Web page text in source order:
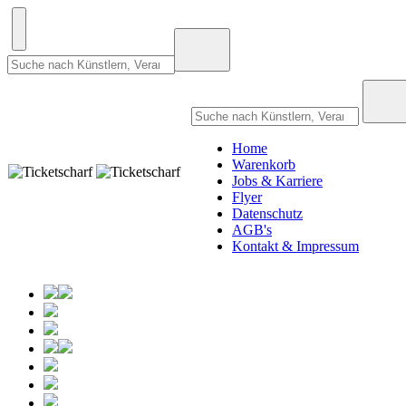
Home
Warenkorb
Jobs & Karriere
Flyer
Datenschutz
AGB's
Kontakt & Impressum